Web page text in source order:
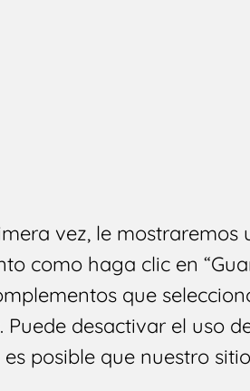
vez, le
como haga clic en
que
desactivar el uso
posible que nuestro